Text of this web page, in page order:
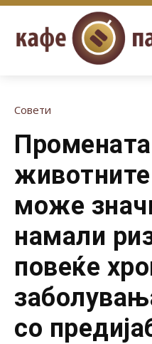
Совети
може
намали
повеќе
со